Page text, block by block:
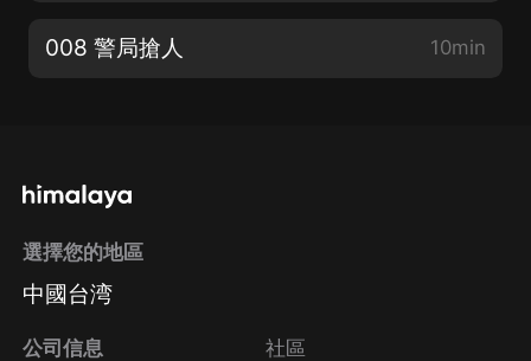
008 警局搶人 10min
選擇您的地區
中國台湾
公司信息 社區